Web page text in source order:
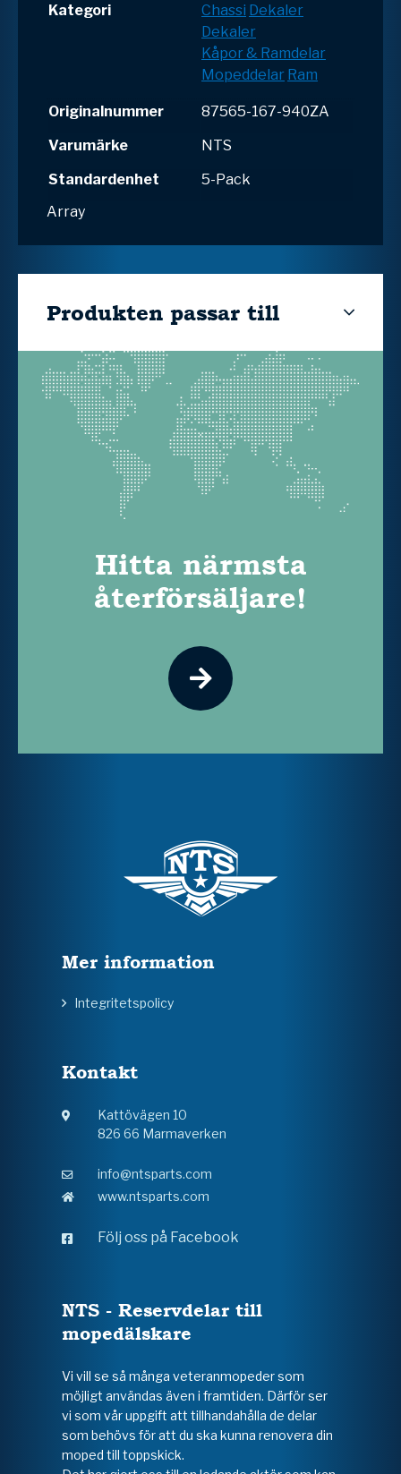
Kategori
Chassi Dekaler
Dekaler
Kåpor & Ramdelar
Mopeddelar Ram
Originalnummer
87565-167-940ZA
Varumärke
NTS
Standardenhet
5-Pack
Array
Produkten passar till
Hitta närmsta
återförsäljare!
Mer information
Integritetspolicy
Kontakt
Kattövägen 10
826 66 Marmaverken
info@ntsparts.com
www.ntsparts.com
Följ oss på Facebook
NTS - Reservdelar till
mopedälskare
Vi vill se så många veteranmopeder som
möjligt användas även i framtiden. Därför ser
vi som vår uppgift att tillhandahålla de delar
som behövs för att du ska kunna renovera din
moped till toppskick.